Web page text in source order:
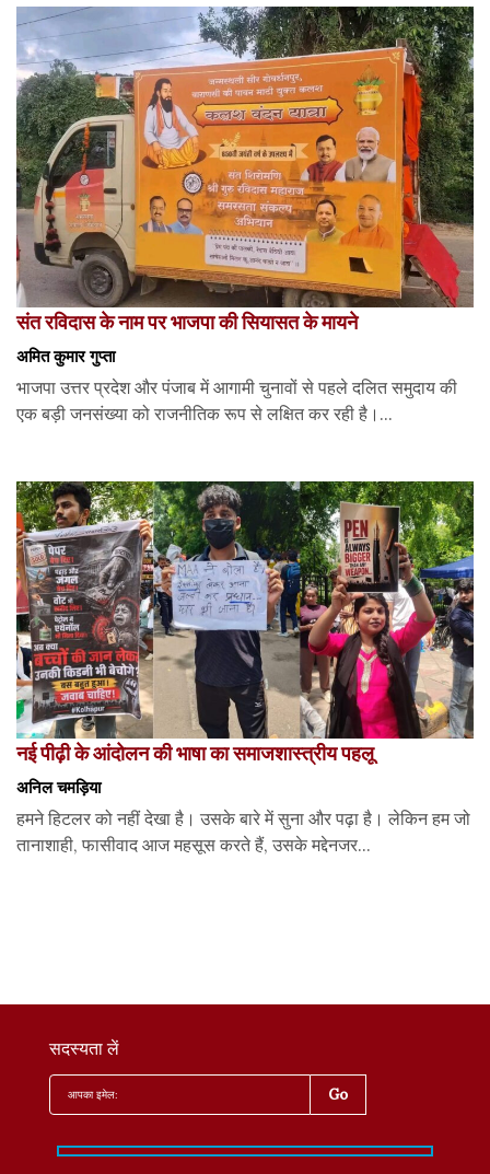
संत रविदास के नाम पर भाजपा की सियासत के मायने
अमित कुमार गुप्ता
भाजपा उत्तर प्रदेश और पंजाब में आगामी चुनावों से पहले दलित समुदाय की
एक बड़ी जनसंख्या को राजनीतिक रूप से लक्षित कर रही है।...
नई पीढ़ी के आंदोलन की भाषा का समाजशास्त्रीय पहलू
अनिल चमड़िया
हमने हिटलर को नहीं देखा है। उसके बारे में सुना और पढ़ा है। लेकिन हम जो
तानाशाही, फासीवाद आज महसूस करते हैं, उसके मद्देनजर...
सदस्यता लें